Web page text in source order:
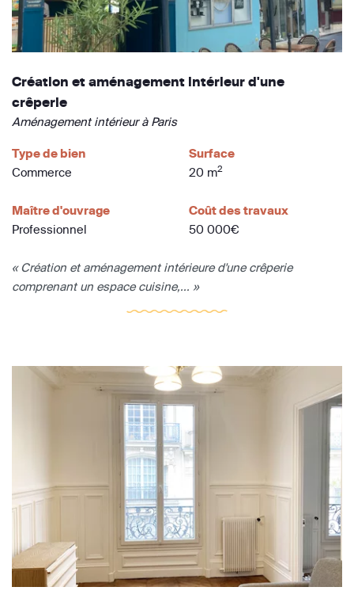
Création et aménagement intérieur d'une
crêperie
Aménagement intérieur à Paris
Type de bien
Commerce
Surface
20 m2
Maître d'ouvrage
Professionnel
Coût des travaux
50 000€
« Création et aménagement intérieure d'une crêperie
comprenant un espace cuisine,... »